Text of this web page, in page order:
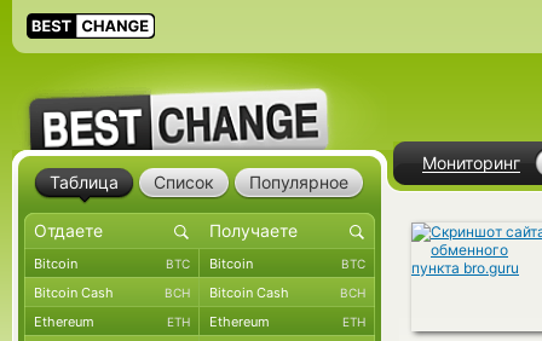
Мониторинг
Таблица Список Популярное
Bitcoin BTC Bitcoin BTC
Bitcoin Cash BCH Bitcoin Cash BCH
Ethereum ETH Ethereum ETH